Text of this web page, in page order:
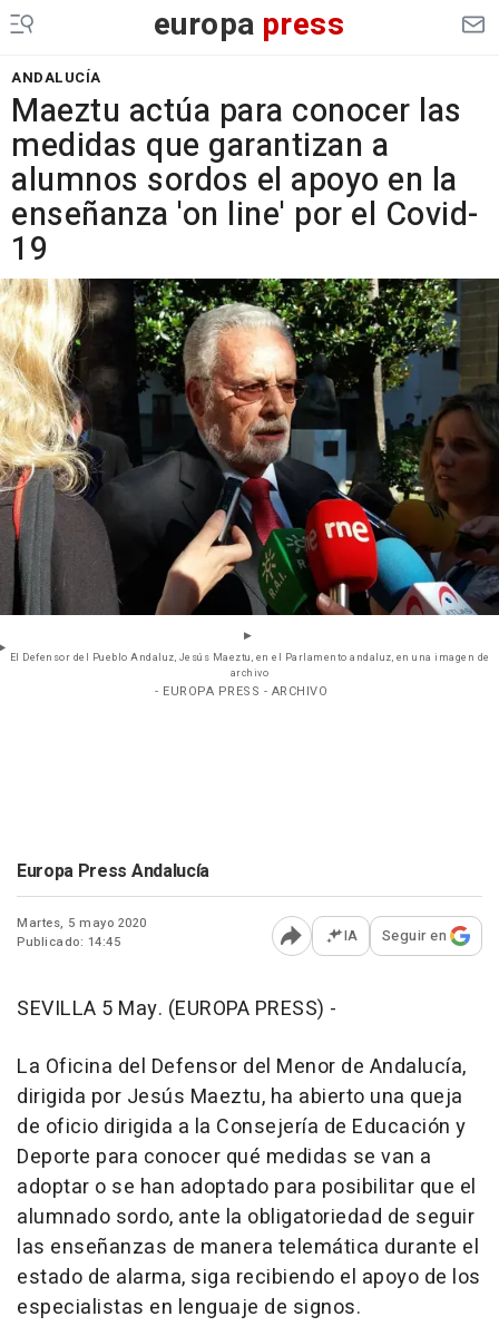
europa press
ANDALUCÍA
Maeztu actúa para conocer las
medidas que garantizan a
alumnos sordos el apoyo en la
enseñanza 'on line' por el Covid-
19
El Defensor del Pueblo Andaluz, Jesús Maeztu, en el Parlamento andaluz, en una imagen de
archivo
- EUROPA PRESS - ARCHIVO
Europa Press Andalucía
Martes, 5 mayo 2020
Publicado: 14:45
Abrir opciones para
IA Seguir en
SEVILLA 5 May. (EUROPA PRESS) -
La Oficina del Defensor del Menor de Andalucía,
dirigida por Jesús Maeztu, ha abierto una queja
de oficio dirigida a la Consejería de Educación y
Deporte para conocer qué medidas se van a
adoptar o se han adoptado para posibilitar que el
alumnado sordo, ante la obligatoriedad de seguir
las enseñanzas de manera telemática durante el
estado de alarma, siga recibiendo el apoyo de los
especialistas en lenguaje de signos.